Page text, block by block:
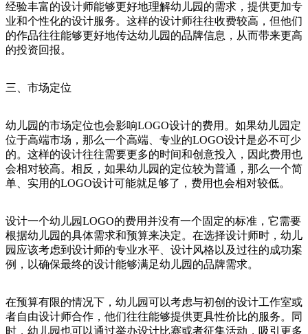
经验丰富的设计师能够更好地理解幼儿园的需求，提供更加专
业和个性化的设计服务。这样的设计师往往收费较高，但他们
的作品往往能够更好地传达幼儿园的品牌信息，从而带来更高
的投资回报。
三、市场定位
幼儿园的市场定位也会影响LOGO设计的费用。如果幼儿园定
位于高端市场，那么一个高端、专业的LOGO设计是必不可少
的。这样的设计往往需要更多的时间和创意投入，因此费用也
会相对较高。相反，如果幼儿园的定位较为普通，那么一个简
单、实用的LOGO设计可能就足够了，费用也会相对较低。
设计一个幼儿园LOGO的费用并没有一个固定的标准，它需要
根据幼儿园的具体需求和预算来决定。在选择设计师时，幼儿
园应该考虑到设计师的专业水平、设计风格以及过往的成功案
例，以确保最终的设计能够满足幼儿园的品牌需求。
在预算有限的情况下，幼儿园可以考虑与初创的设计工作室或
者自由设计师合作，他们往往能够提供更具性价比的服务。同
时，幼儿园也可以通过举办设计比赛或者征集活动，吸引更多